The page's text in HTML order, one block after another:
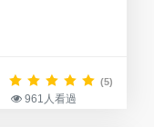
(5)
961人看過